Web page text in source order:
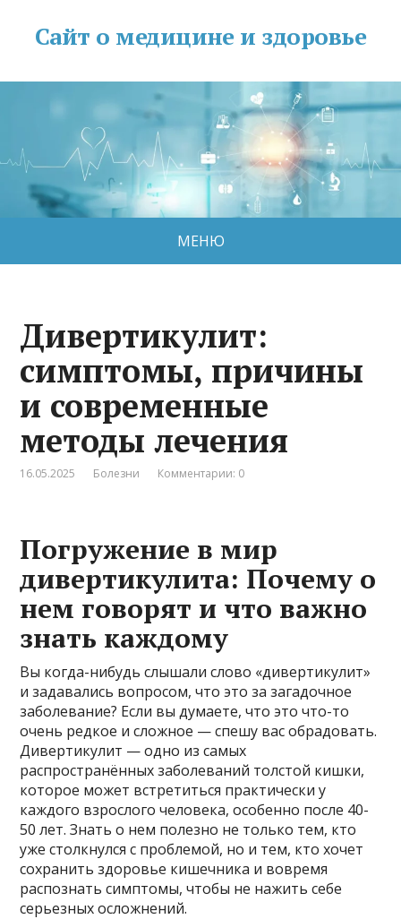
Сайт о медицине и здоровье
МЕНЮ
Дивертикулит:
симптомы, причины
и современные
методы лечения
16.05.2025 Болезни Комментарии: 0
Погружение в мир
дивертикулита: Почему о
нем говорят и что важно
знать каждому
Вы когда-нибудь слышали слово «дивертикулит»
и задавались вопросом, что это за загадочное
заболевание? Если вы думаете, что это что-то
очень редкое и сложное — спешу вас обрадовать.
Дивертикулит — одно из самых
распространённых заболеваний толстой кишки,
которое может встретиться практически у
каждого взрослого человека, особенно после 40-
50 лет. Знать о нем полезно не только тем, кто
уже столкнулся с проблемой, но и тем, кто хочет
сохранить здоровье кишечника и вовремя
распознать симптомы, чтобы не нажить себе
серьезных осложнений.